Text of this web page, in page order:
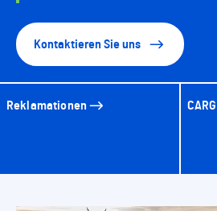
Kontaktieren Sie uns
Reklamationen